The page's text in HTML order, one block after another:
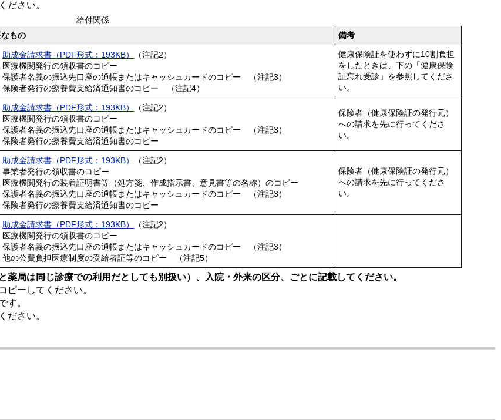
ださい。
給付関係
もの 備考
助成金請求書（PDF形式：193KB）
（注記2）
医療機関発行の領収書のコピー
保護者名義の振込先口座の通帳またはキャッシュカードのコピー （注記3）
保険者発行の療養費支給済通知書のコピー （注記4）
健康保険証を使わずに10割負担
をしたときは、下の「健康保険
証忘れ受診」を参照してくださ
い。
助成金請求書（PDF形式：193KB）
（注記2）
医療機関発行の領収書のコピー
保護者名義の振込先口座の通帳またはキャッシュカードのコピー （注記3）
保険者発行の療養費支給済通知書のコピー
保険者（健康保険証の発行元）
への請求を先に行ってくださ
い。
助成金請求書（PDF形式：193KB）
（注記2）
事業者発行の領収書のコピー
医療機関発行の装着証明書等（処方箋、作成指示書、意見書等の名称）のコピー
保護者名義の振込先口座の通帳またはキャッシュカードのコピー （注記3）
保険者発行の療養費支給済通知書のコピー
保険者（健康保険証の発行元）
への請求を先に行ってくださ
い。
助成金請求書（PDF形式：193KB）
（注記2）
医療機関発行の領収書のコピー
保護者名義の振込先口座の通帳またはキャッシュカードのコピー （注記3）
他の公費負担医療制度の受給者証等のコピー （注記5）
局は同じ診療での利用だとしても別扱い）、入院・外来の区分、ごとに記載してください。
ピーしてください。
す。
ださい。